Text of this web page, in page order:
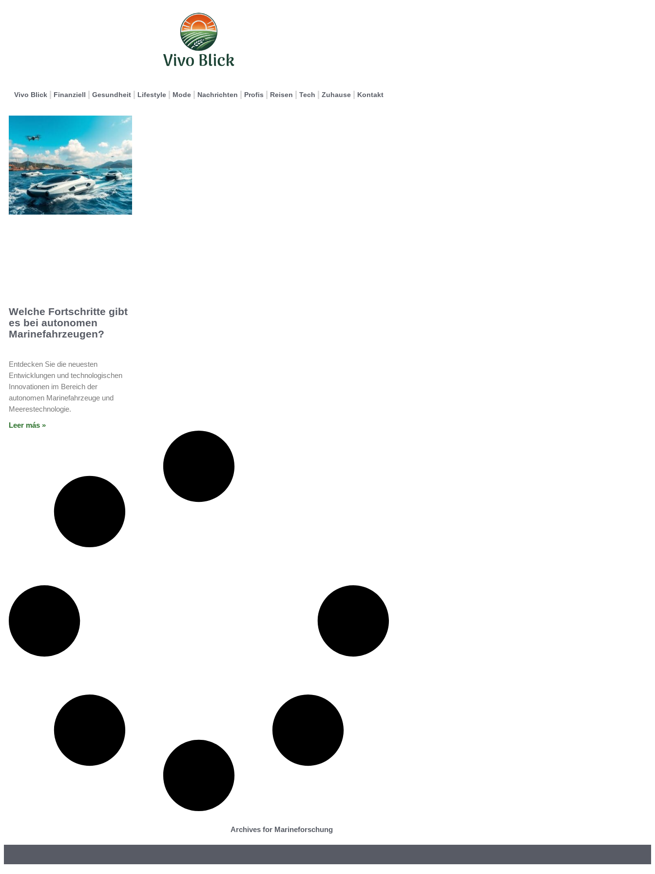
Vivo Blick Finanziell Gesundheit Lifestyle Mode Nachrichten Profis Reisen Tech Zuhause Kontakt
Welche Fortschritte gibt
es bei autonomen
Marinefahrzeugen?
Entdecken Sie die neuesten
Entwicklungen und technologischen
Innovationen im Bereich der
autonomen Marinefahrzeuge und
Meerestechnologie.
Leer más »
Archives for Marineforschung